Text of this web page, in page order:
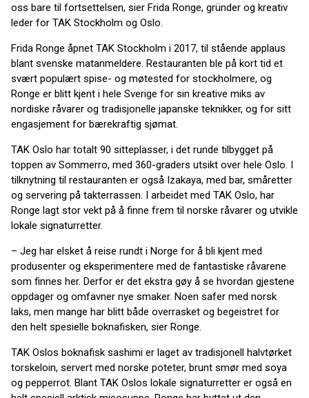
oss bare til fortsettelsen, sier Frida Ronge, gründer og kreativ
leder for TAK Stockholm og Oslo.
Frida Ronge åpnet TAK Stockholm i 2017, til stående applaus
blant svenske matanmeldere. Restauranten ble på kort tid et
svært populært spise- og møtested for stockholmere, og
Ronge er blitt kjent i hele Sverige for sin kreative miks av
nordiske råvarer og tradisjonelle japanske teknikker, og for sitt
engasjement for bærekraftig sjømat.
TAK Oslo har totalt 90 sitteplasser, i det runde tilbygget på
toppen av Sommerro, med 360-graders utsikt over hele Oslo. I
tilknytning til restauranten er også Izakaya, med bar, småretter
og servering på takterrassen. I arbeidet med TAK Oslo, har
Ronge lagt stor vekt på å finne frem til norske råvarer og utvikle
lokale signaturretter.
– Jeg har elsket å reise rundt i Norge for å bli kjent med
produsenter og eksperimentere med de fantastiske råvarene
som finnes her. Derfor er det ekstra gøy å se hvordan gjestene
oppdager og omfavner nye smaker. Noen safer med norsk
laks, men mange har blitt både overrasket og begeistret for
den helt spesielle boknafisken, sier Ronge.
TAK Oslos boknafisk sashimi er laget av tradisjonell halvtørket
torskeloin, servert med norske poteter, brunt smør med soya
og pepperrot. Blant TAK Oslos lokale signaturretter er også en